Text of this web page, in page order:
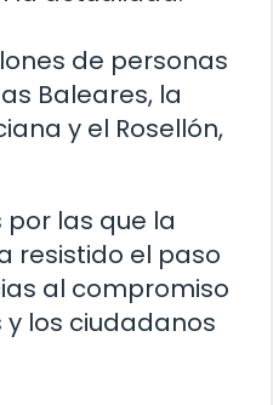
de personas
Baleares, la
y el Rosellón,
por las que la
resistido el paso
al compromiso
los ciudadanos